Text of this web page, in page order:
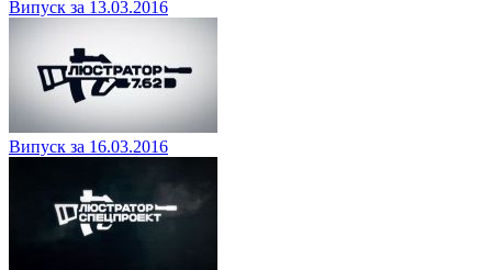
Випуск за 13.03.2016
Випуск за 16.03.2016